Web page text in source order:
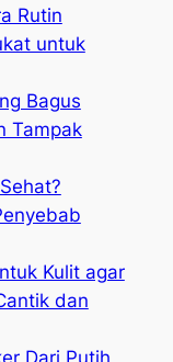
Rutin
untuk
Bagus
Tampak
Kulit agar
dan